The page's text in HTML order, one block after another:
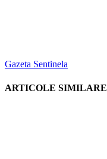
Gazeta Sentinela
ARTICOLE SIMILARE